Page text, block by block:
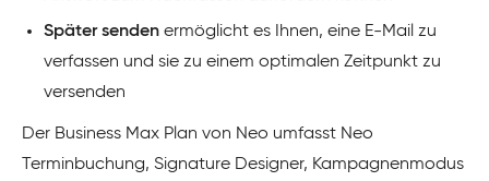
Später senden ermöglicht es Ihnen, eine E-Mail zu
verfassen und sie zu einem optimalen Zeitpunkt zu
versenden
Der Business Max Plan von Neo umfasst Neo
Terminbuchung, Signature Designer, Kampagnenmodus